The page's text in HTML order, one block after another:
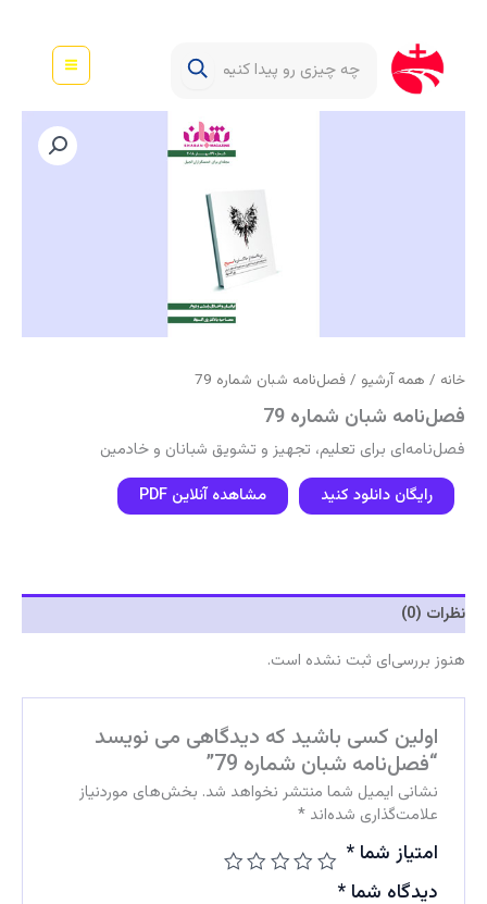
خانه/ همه آرشیو/ فصل‌نامه شبان شماره 79
فصل‌نامه شبان شماره 79
فصل‌نامه‌ای برای تعلیم، تجهیز و تشویق شبانان و خادمین
رایگان دانلود کنید
مشاهده آنلاین PDF
نظرات (0)
هنوز بررسی‌ای ثبت نشده است.
اولین کسی باشید که دیدگاهی می نویسد
“فصل‌نامه شبان شماره 79”
نشانی ایمیل شما منتشر نخواهد شد. بخش‌های موردنیاز
علامت‌گذاری شده‌اند *
امتیاز شما *
دیدگاه شما *